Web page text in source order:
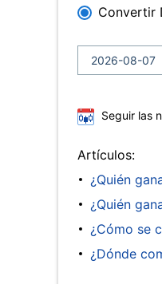
Convertir
Seguir las
Artículos:
¿Quién
¿Quién
¿Cómo se
¿Dónde